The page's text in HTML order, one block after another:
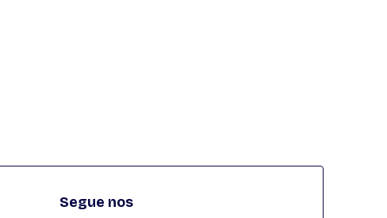
Segue nos